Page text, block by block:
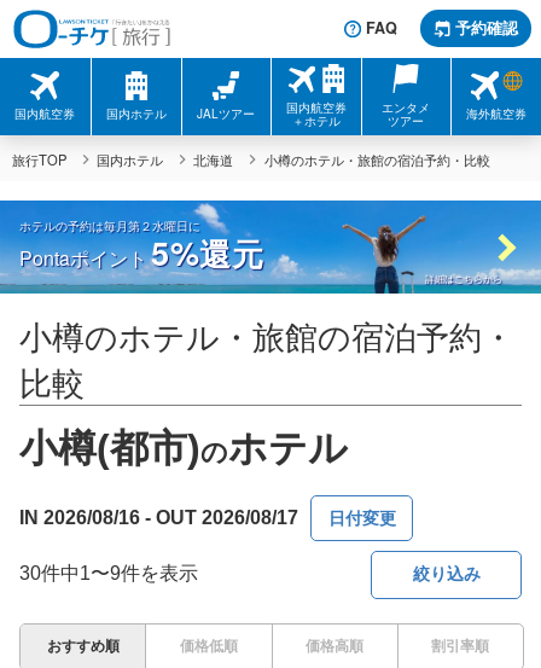
FAQ 予約確認
国内航空券 国内ホテル JALツアー 国内航空券
＋ホテル
エンタメ
ツアー 海外航空券
旅行TOP 国内ホテル 北海道 小樽のホテル・旅館の宿泊予約・比較
ホテルの予約は毎月第２水曜日に
Pontaポイント5%還元
詳細はこちらから
小樽のホテル・旅館の宿泊予約・
比較
小樽(都市)